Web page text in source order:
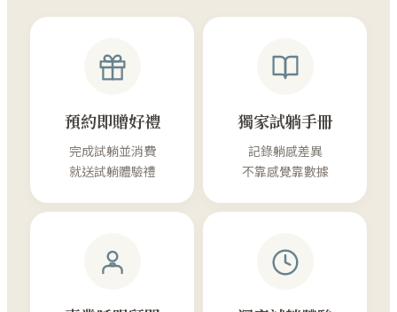
預約即贈好禮
完成試躺並消費
就送試躺體驗禮
獨家試躺手冊
記錄躺感差異
不靠感覺靠數據